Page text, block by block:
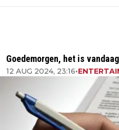
Goedemorgen, het is
12 AUG 2024, 23:16•